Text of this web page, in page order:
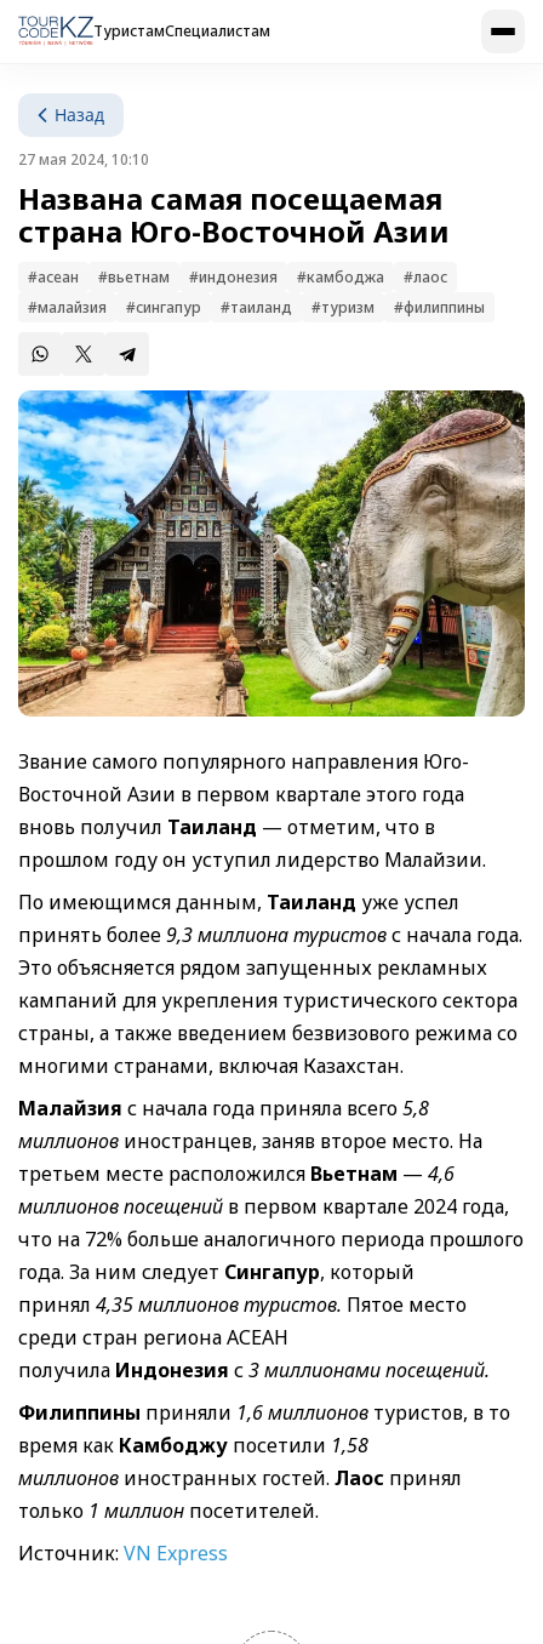
ТуристамСпециалистам
Назад
27 мая 2024, 10:10
Названа самая посещаемая
страна Юго-Восточной Азии
#асеан #вьетнам #индонезия #камбоджа
#лаос
#малайзия
#сингапур #таиланд #туризм #филиппины
Звание самого популярного направления Юго-
Восточной Азии в первом квартале этого года
вновь получил Таиланд — отметим, что в
прошлом году он уступил лидерство Малайзии.
По имеющимся данным, Таиланд уже успел
принять более9,3 миллиона туристовс начала года.
Это объясняется рядом запущенных рекламных
кампаний для укрепления туристического сектора
страны, а также введением безвизового режима со
многими странами, включая Казахстан.
Малайзия с начала года приняла всего5,8
миллионов иностранцев, заняв второе место. На
третьем месте расположился Вьетнам — 4,6
миллионов посещений в первом квартале 2024 года,
что на 72% больше аналогичного периода прошлого
года. За ним следует Сингапур, который
принял 4,35 миллионов туристов. Пятое место
среди стран региона АСЕАН
получила Индонезия с3 миллионами посещений.
Филиппины приняли 1,6 миллионов туристов, в то
время как Камбоджу посетили 1,58
миллионов иностранных гостей. Лаос принял
только 1 миллион посетителей.
Источник: VN Express